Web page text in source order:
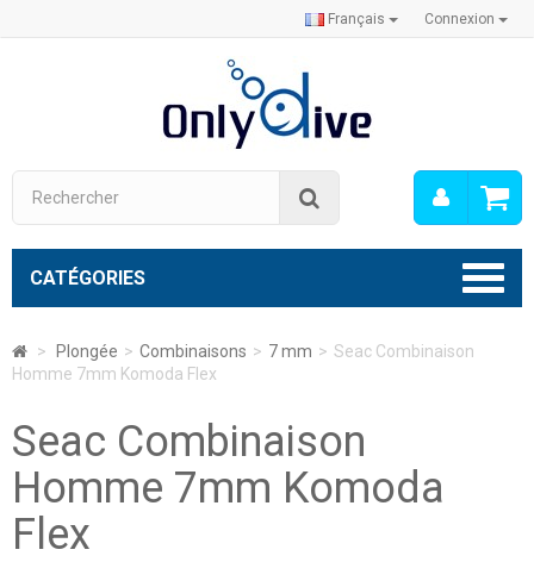
Connexion
Français
Mon
CATÉGORIES
> Plongée > Combinaisons > 7 mm > Seac Combinaison
Homme 7mm Komoda Flex
Seac Combinaison
Homme 7mm Komoda
Flex